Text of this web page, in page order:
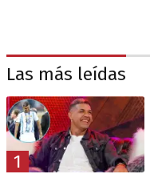
Las más leídas
1